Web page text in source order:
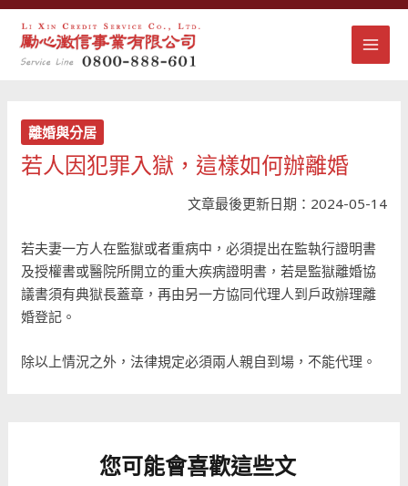
跳
離婚與分居
若人因犯罪入獄，這樣如何辦離婚
文章最後更新日期：2024-05-14
若夫妻一方人在監獄或者重病中，必須提出在監執行證明書
及授權書或醫院所開立的重大疾病證明書，若是監獄離婚協
議書須有典獄長蓋章，再由另一方協同代理人到戶政辦理離
婚登記。
除以上情況之外，法律規定必須兩人親自到場，不能代理。
您可能會喜歡這些文